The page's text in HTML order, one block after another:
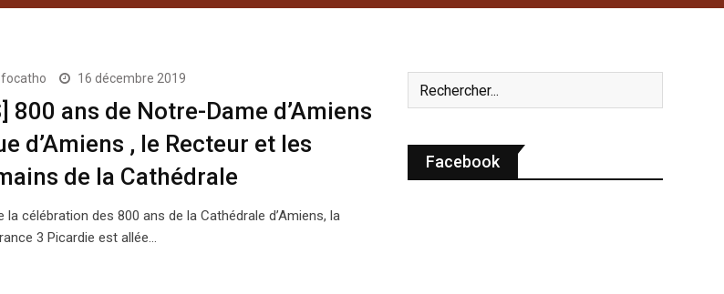
16 décembre 2019
800 ans de Notre-Dame d’Amiens
d’Amiens , le Recteur et les
de la Cathédrale
la célébration des 800 ans de la Cathédrale d’Amiens, la
3 Picardie est allée…
Facebook